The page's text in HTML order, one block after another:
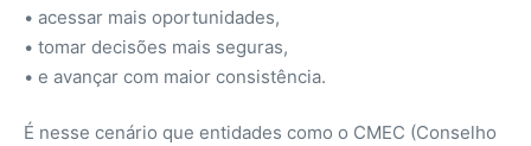
• acessar mais oportunidades,
• tomar decisões mais seguras,
• e avançar com maior consistência.
É nesse cenário que entidades como o CMEC (Conselho